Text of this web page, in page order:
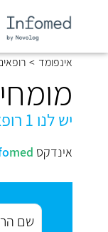
אינפומד >
יש לנו 1 רופאים ורופאות באתר
אינדקס med